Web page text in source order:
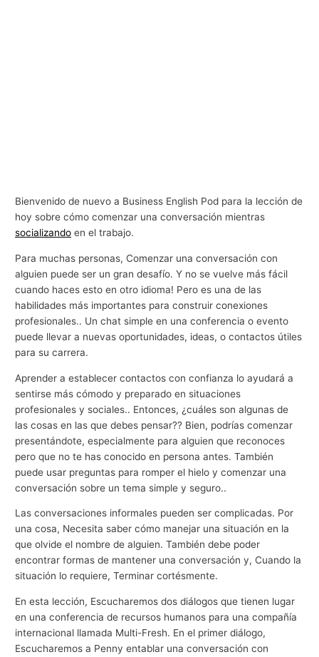
Bienvenido de nuevo a Business English Pod para la lección de
hoy sobre cómo comenzar una conversación mientras
socializando en el trabajo.
Para muchas personas, Comenzar una conversación con
alguien puede ser un gran desafío. Y no se vuelve más fácil
cuando haces esto en otro idioma! Pero es una de las
habilidades más importantes para construir conexiones
profesionales.. Un chat simple en una conferencia o evento
puede llevar a nuevas oportunidades, ideas, o contactos útiles
para su carrera.
Aprender a establecer contactos con confianza lo ayudará a
sentirse más cómodo y preparado en situaciones
profesionales y sociales.. Entonces, ¿cuáles son algunas de
las cosas en las que debes pensar?? Bien, podrías comenzar
presentándote, especialmente para alguien que reconoces
pero que no te has conocido en persona antes. También
puede usar preguntas para romper el hielo y comenzar una
conversación sobre un tema simple y seguro..
Las conversaciones informales pueden ser complicadas. Por
una cosa, Necesita saber cómo manejar una situación en la
que olvide el nombre de alguien. También debe poder
encontrar formas de mantener una conversación y, Cuando la
situación lo requiere, Terminar cortésmente.
En esta lección, Escucharemos dos diálogos que tienen lugar
en una conferencia de recursos humanos para una compañía
internacional llamada Multi-Fresh. En el primer diálogo,
Escucharemos a Penny entablar una conversación con